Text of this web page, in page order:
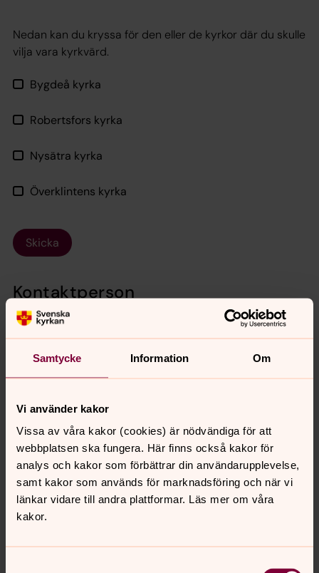
Samtycke Information Om
Vi använder kakor
Vissa av våra kakor (cookies) är nödvändiga för att
webbplatsen ska fungera. Här finns också kakor för
analys och kakor som förbättrar din användarupplevelse,
samt kakor som används för marknadsföring och när vi
länkar vidare till andra plattformar. Läs mer om våra
kakor.
Nedan kan du kryssa för den eller de kyrkor där du skulle
vilja vara kyrkvärd.
Bygdeå kyrka
Robertsfors kyrka
Nysätra kyrka
Överklintens kyrka
Skicka
Kontaktperson